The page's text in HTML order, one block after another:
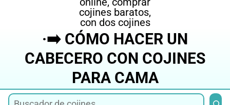
·➡️ CÓMO HACER UN
CABECERO CON COJINES
PARA CAMA